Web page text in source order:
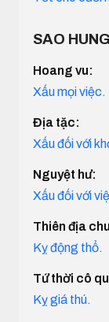
SAO
Hoang vu:
Xấu mọi việc.
Địa tặc:
Xấu đối với
Nguyệt hư:
Xấu đối với
Thiên địa
Kỵ động thổ.
Tứ thời cô
Kỵ giá thú.